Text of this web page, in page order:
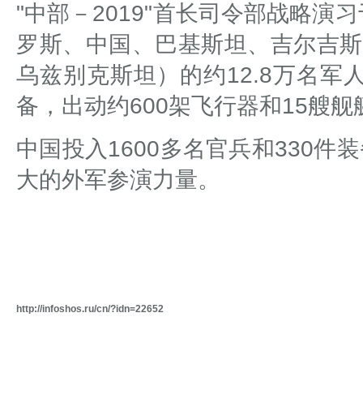
"中部－2019"首长司令部战略演
罗斯、中国、巴基斯坦、吉尔吉
乌兹别克斯坦）的约12.8万名军
备，出动约600架飞行器和15艘舰
中国投入1600多名官兵和330件
大的外军参演力量。
http://infoshos.ru/cn/?idn=22652